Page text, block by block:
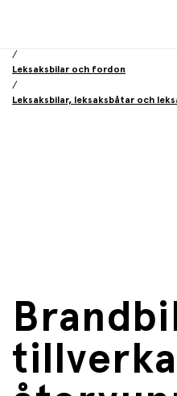
/
Leksaksbilar och fordon
/
Leksaksbilar, leksaksbåtar och
Brandbil